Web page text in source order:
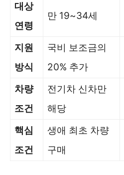
대상
연령
만 19~34세
지원
방식
국비 보조금의
20% 추가
차량
조건
전기차 신차만
해당
핵심
조건
생애 최초 차량
구매